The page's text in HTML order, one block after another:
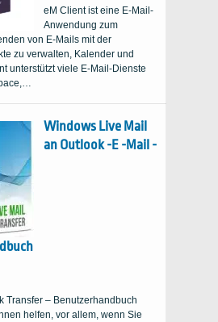
eM Client ist eine E-Mail-
Anwendung zum
von E-Mails mit der
zu verwalten, Kalender und
unterstützt viele E-Mail-Dienste
Windows Live Mail
an Outlook -E -Mail -
Transfer – Benutzerhandbuch
helfen, vor allem, wenn Sie